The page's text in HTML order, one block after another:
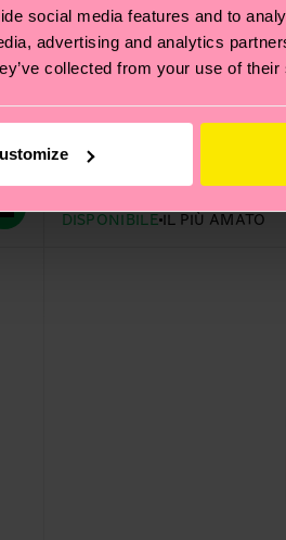
social media features and to
advertising and analytics
collected from your use of
DISPONIBILE IL PIÙ AMATO